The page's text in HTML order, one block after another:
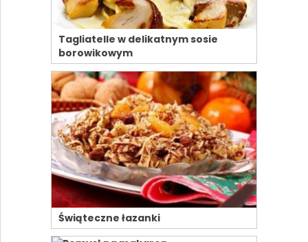
Tagliatelle w delikatnym sosie
borowikowym
Świąteczne łazanki